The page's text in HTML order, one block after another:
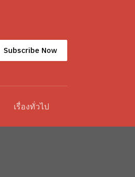
Subscribe Now
เรื่องทั่วไป